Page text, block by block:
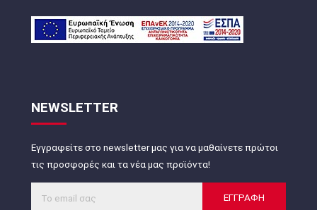
NEWSLETTER
Εγγραφείτε στο newsletter μας για να μαθαίνετε πρώτοι
τις προσφορές και τα νέα μας προϊόντα!
ΕΓΓΡΑΦΗ